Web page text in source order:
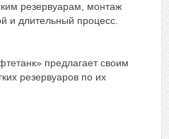
резервуарам, монтаж
и длительный процесс.
предлагает своим
резервуаров по их